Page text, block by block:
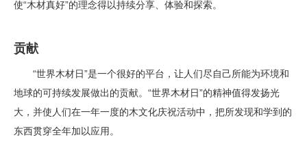
使“木材真好”的理念得以持续分享、体验和探索。
贡献
“世界木材日”是一个很好的平台，让人们尽自己所能为环境和
地球的可持续发展做出的贡献。“世界木材日”的精神值得发扬光
大，并使人们在一年一度的木文化庆祝活动中，把所发现和学到的
东西贯穿全年加以应用。